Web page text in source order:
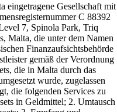
Gesellschaft mit
C 88392
7, Spinola Park, Triq
Malta, die unter dem Namen
Finanzaufsichtsbehörde
gemäß der Verordnung
die in Malta durch das
wurde, zugelassen
die folgenden Services zu
in Geldmittel; 2. Umtausch